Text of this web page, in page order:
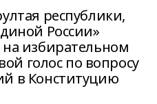
республики,
России»
избирательном
голос по вопросу
в Конституцию